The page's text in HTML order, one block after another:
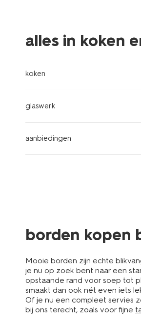
alles in koken
koken
glaswerk
aanbiedingen
borden kopen
Mooie borden zijn echte
je nu op zoek bent naar een
opstaande rand voor soep tot
smaakt dan ook nét even iets
Of je nu een compleet servies
bij ons terecht, zoals voor fijne